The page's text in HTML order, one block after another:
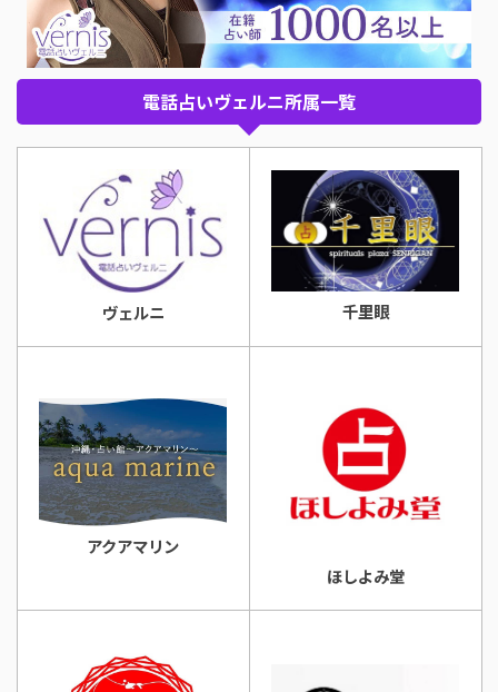
電話占いヴェルニ所属一覧
ヴェルニ 千里眼
アクアマリン
ほしよみ堂